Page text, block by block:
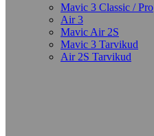
Mavic 3 Classic / Pro
Air 3
Mavic Air 2S
Mavic 3 Tarvikud
Air 2S Tarvikud